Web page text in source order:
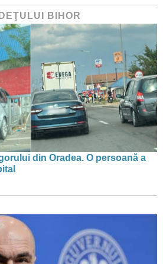
BIHOR
din Oradea. O persoană a